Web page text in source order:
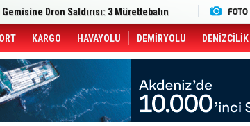
CCO'su Oldu
49 Destinasyonda İndirimli Taşıma
Aybir Lojistik Filosuna Katıldı
Dergi)
Yönetimini Dijitalleştiriyor
in June, Up 8.5%
ile Güçlendirdi
KARGO HAVAYOLU DEMİRYOLU DENİZCİLİK